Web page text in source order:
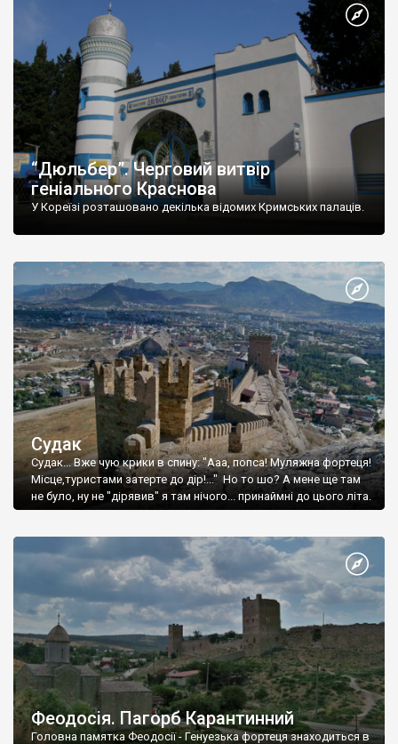
“Дюльбер”. Черговий витвір
геніального Краснова
У Кореїзі розташовано декілька відомих Кримських палаців.
Судак
Судак... Вже чую крики в спину: "Ааа, попса! Муляжна фортеця!
Місце,туристами затерте до дір!..." Но то шо? А мене ще там
не було, ну не "дірявив" я там нічого... принаймні до цього літа.
Феодосія. Пагорб Карантинний
Головна памятка Феодосії - Генуезька фортеця знаходиться в